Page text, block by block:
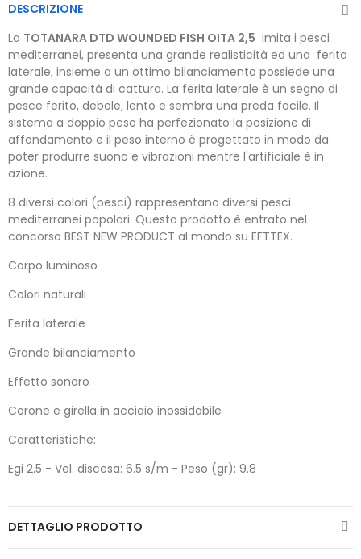
DESCRIZIONE
La TOTANARA DTD WOUNDED FISH OITA 2,5 imita i pesci
mediterranei, presenta una grande realisticità ed una ferita
laterale, insieme a un ottimo bilanciamento possiede una
grande capacità di cattura. La ferita laterale è un segno di
pesce ferito, debole, lento e sembra una preda facile. Il
sistema a doppio peso ha perfezionato la posizione di
affondamento e il peso interno è progettato in modo da
poter produrre suono e vibrazioni mentre l'artificiale è in
azione.
8 diversi colori (pesci) rappresentano diversi pesci
mediterranei popolari. Questo prodotto è entrato nel
concorso BEST NEW PRODUCT al mondo su EFTTEX.
Corpo luminoso
Colori naturali
Ferita laterale
Grande bilanciamento
Effetto sonoro
Corone e girella in acciaio inossidabile
Caratteristiche:
Egi 2.5 - Vel. discesa: 6.5 s/m - Peso (gr): 9.8
DETTAGLIO PRODOTTO